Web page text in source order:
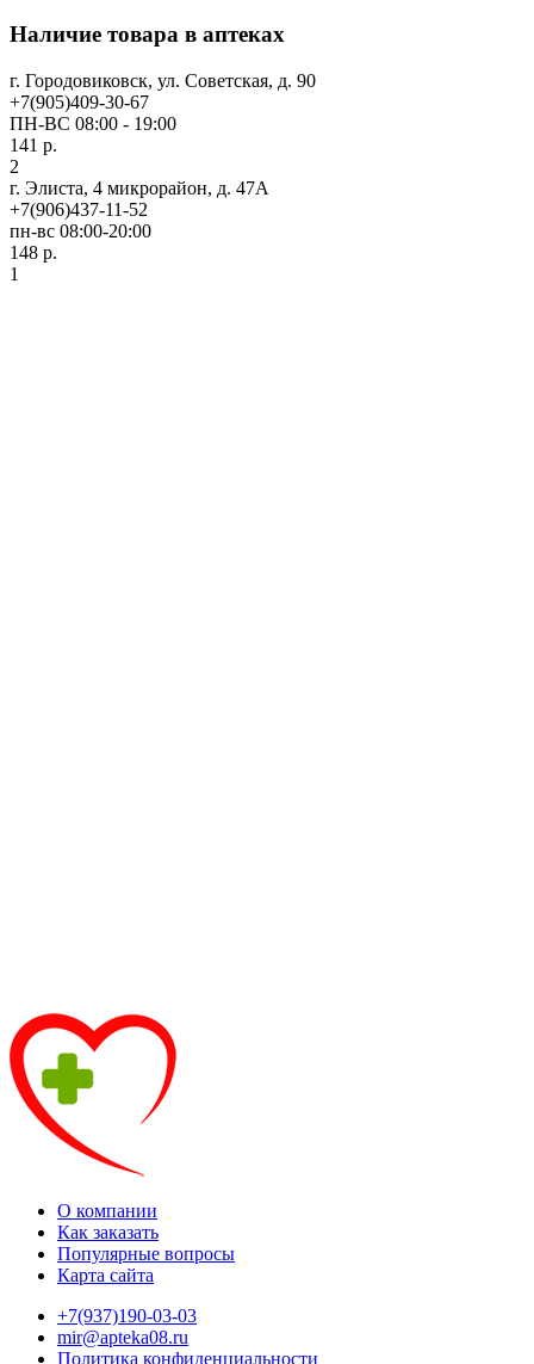
Наличие товара в аптеках
г. Городовиковск, ул. Советская, д. 90
+7(905)409-30-67
ПН-ВС 08:00 - 19:00
141 р.
2
г. Элиста, 4 микрорайон, д. 47А
+7(906)437-11-52
пн-вс 08:00-20:00
148 р.
1
О компании
Как заказать
Популярные вопросы
Карта сайта
+7(937)190-03-03
mir@apteka08.ru
Политика конфиденциальности